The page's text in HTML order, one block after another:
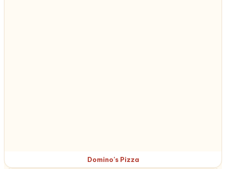
Domino's Pizza